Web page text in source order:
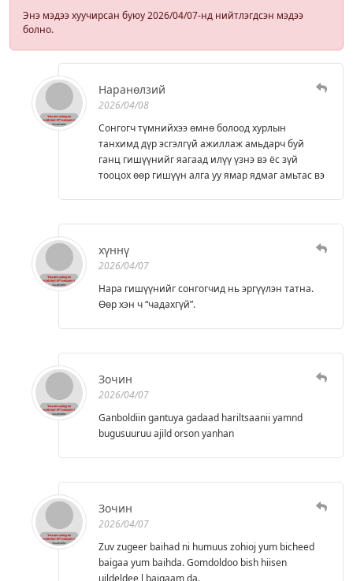
Энэ мэдээ хуучирсан буюу 2026/04/07-нд нийтлэгдсэн мэдээ
болно.
Наранөлзий
2026/04/08
Сонгогч түмнийхээ өмнө болоод хурлын
танхимд дүр эсгэлгүй ажиллаж амьдарч буй
ганц гишүүнийг яагаад илүү үзнэ вэ ёс зүй
тооцох өөр гишүүн алга уу ямар ядмаг амьтас вэ
хүннү
2026/04/07
Нара гишүүнийг сонгогчид нь эргүүлэн татна.
Өөр хэн ч “чадахгүй”.
Зочин
2026/04/07
Ganboldiin gantuya gadaad hariltsaanii yamnd
bugusuuruu ajild orson yanhan
Зочин
2026/04/07
Zuv zugeer baihad ni humuus zohioj yum bicheed
baigaa yum baihda. Gomdoldoo bish hiisen
uildeldee l baigaam da.